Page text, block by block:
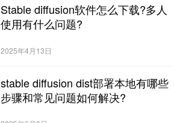
Stable diffusion软件怎么下载?多人
使用有什么问题?
2025年4月13日
stable diffusion dist部署本地有哪些
步骤和常见问题如何解决?